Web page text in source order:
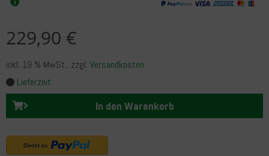
229,90 €
inkl. 19 % MwSt., zzgl. Versandkosten
Lieferzeit
In den Warenkorb